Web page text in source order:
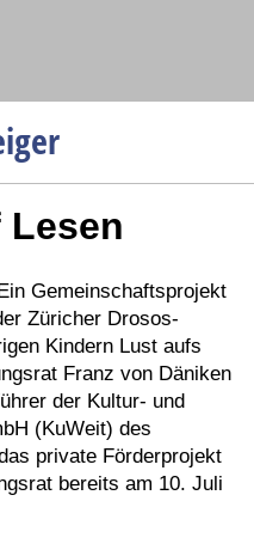
Gemeinschaftsprojekt
Züricher Drosos-
Kindern Lust aufs
Franz von Däniken
der Kultur- und
(KuWeit) des
private Förderprojekt
bereits am 10. Juli